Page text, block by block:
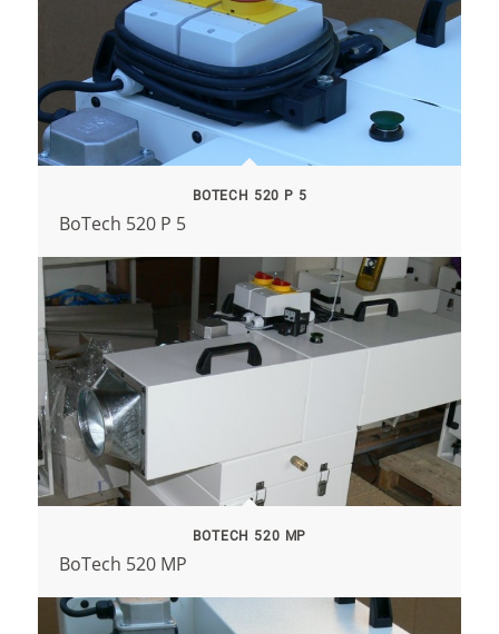
BOTECH 520 P 5
BoTech 520 P 5
BOTECH 520 MP
BoTech 520 MP